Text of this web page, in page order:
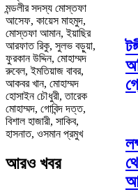
মন্ডলীর সদস্য মোস্তফা
আসেফ, কায়েস মাহমুদ,
মোস্তফা আমান, ইয়াছির
আরফাত রিকু, সুলভ বড়ুয়া,
ফুরকান উদ্দিন, মোহাম্মদ
রুবেল, ইমতিয়াজ বাবর,
আকবর খান, মোহাম্মদ
হোসাইন চৌধুরী, তারেক
মোহাম্মদ, গোবিন্দ দত্ত,
বিশাল হাজারী, সাকিব,
হাসনাত, ওসমান প্রমুখ
আরও খবর